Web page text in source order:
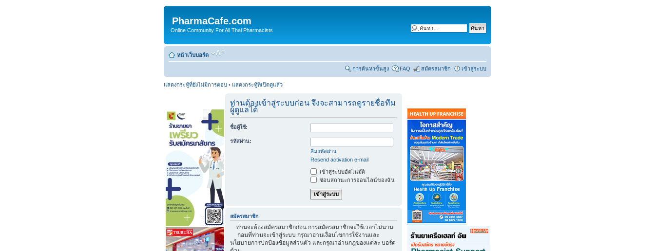
PharmaCafe.com
Online Community For All Thai Pharmacists
หน้าเว็บบอร์ด
การค้นหาขั้นสูง FAQ สมัครสมาชิก เข้าสู่ระบบ
แสดงกระทู้ที่ยังไม่มีการตอบ • แสดงกระทู้ที่เปิดดูแล้ว
ท่านต้องเข้าสู่ระบบก่อน จึงจะสามารถดูรายชื่อทีม
ผู้ดูแลได้
ชื่อผู้ใช้:
รหัสผ่าน:
ลืมรหัสผ่าน
Resend activation e-mail
เข้าสู่ระบบอัตโนมัติ
ซ่อนสถานะการออนไลน์ของฉัน
สมัครสมาชิก
ท่านจะต้องสมัครสมาชิกก่อน การสมัครสมาชิกจะใช้เวลาไม่นาน
ก่อนที่ท่านจะเข้าสู่ระบบ กรุณาอ่านเงื่อนไขการใช้งานและ
นโยบายการปกป้องข้อมูลส่วนตัว และกรุณาอ่านกฎของแต่ละ บอร์ด